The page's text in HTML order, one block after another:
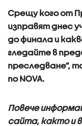
Срещу кого от
изправят днес
до финала и
гледайте в
преследване“,
по NOVA.
Повече
сайта, както и